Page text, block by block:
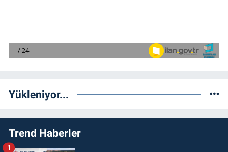
Yükleniyor...
Trend Haberler
1